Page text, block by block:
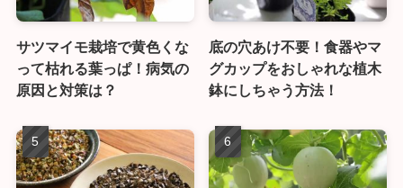
サツマイモ栽培で黄色くな
って枯れる葉っぱ！病気の
原因と対策は？
底の穴あけ不要！食器やマ
グカップをおしゃれな植木
鉢にしちゃう方法！